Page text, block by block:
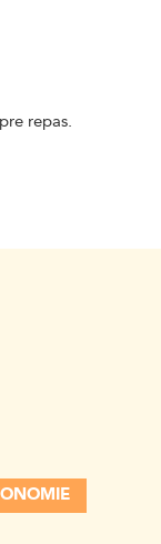
repas.